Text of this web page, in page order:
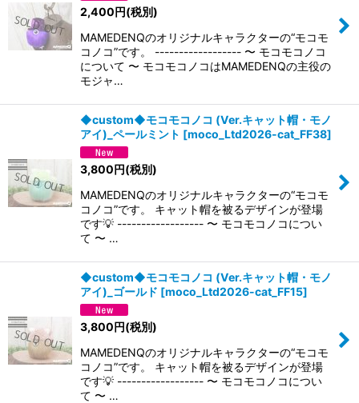
2,400 円(税別)
MAMEDENQのオリジナルキャラクターの“モコモ
コノコ”です。 ------------------ 〜 モコモコノコ
について 〜 モコモコノコはMAMEDENQの主役の
モジャ…
◆custom◆モコモコノコ (Ver.キャット帽・モノ
アイ)_ペールミント [moco_Ltd2026-cat_FF38]
3,800円(税別)
MAMEDENQのオリジナルキャラクターの“モコモ
コノコ”です。 キャット帽を被るデザインが登場
です💡 ------------------ 〜 モコモコノコについ
て 〜 …
◆custom◆モコモコノコ (Ver.キャット帽・モノ
アイ)_ゴールド [moco_Ltd2026-cat_FF15]
3,800円(税別)
MAMEDENQのオリジナルキャラクターの“モコモ
コノコ”です。 キャット帽を被るデザインが登場
です💡 ------------------ 〜 モコモコノコについ
て 〜 …